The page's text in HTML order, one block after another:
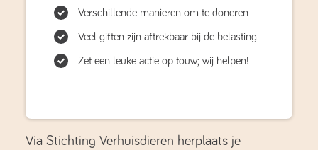
Verschillende manieren om te doneren
Veel giften zijn aftrekbaar bij de belasting
Zet een leuke actie op touw; wij helpen!
Via Stichting Verhuisdieren herplaats je